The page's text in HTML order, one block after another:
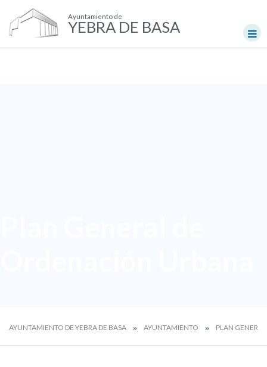
Ayuntamiento de
YEBRA DE BASA
AYUNTAMIENTO DE YEBRA DE BASA AYUNTAMIENTO PLAN